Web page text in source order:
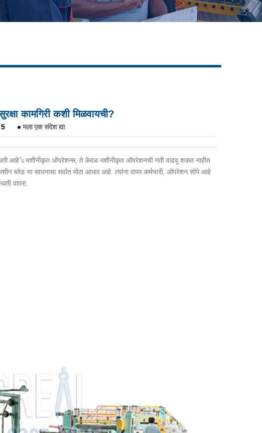
कामगिरी कशी मिळवायची?
5 ●मला एक संदेश द्या
आहे’s मशीनीकृत ऑपरेशन्स, ते केवळ मशीनीकृत ऑपरेशनची गती वाढवू शकत नाहीत
ब्लेड या साधनाचा सर्वात मोठा आधार आहे. त्यांना वापर कर्मचारी, ऑपरेशन सोपे आहे
वापरा.